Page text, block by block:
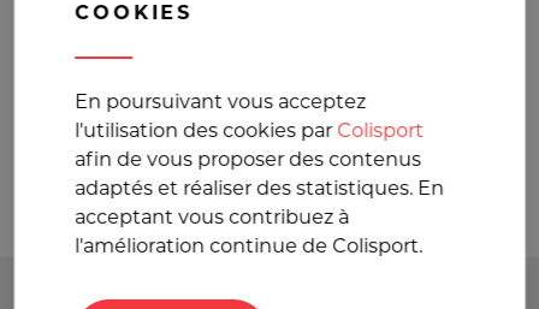
COOKIES
En poursuivant vous acceptez
l'utilisation des cookies par Colisport
afin de vous proposer des contenus
adaptés et réaliser des statistiques. En
acceptant vous contribuez à
l'amélioration continue de Colisport.
La solution de
transport pour vos
colis volumineux